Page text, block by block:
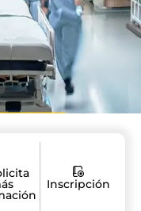
Inscripción